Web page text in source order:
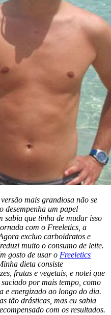
mais grandiosa não se
desempenha um papel
sabia que tinha de mudar isso
com o Freeletics, a
excluo carboidratos e
muito o consumo de leite.
gosto de usar o Freeletics
dieta consiste
frutas e vegetais, e notei que
por mais tempo, como
e energizado ao longo do dia.
tão drásticas, mas eu sabia
com os resultados.